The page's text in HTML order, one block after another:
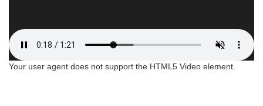
Your user agent does not support the HTML5 Video element.